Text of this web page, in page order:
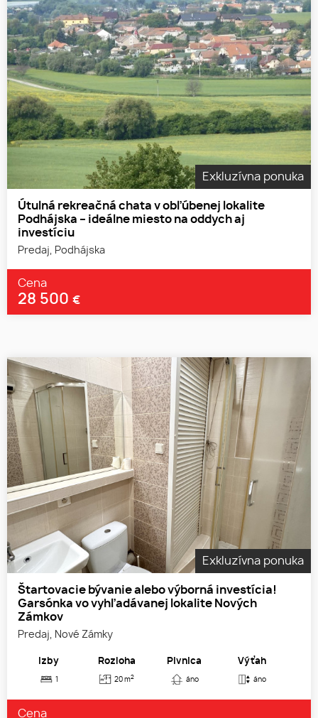
Exkluzívna ponuka
Útulná rekreačná chata v obľúbenej lokalite
Podhájska – ideálne miesto na oddych aj
investíciu
Predaj, Podhájska
Cena
28 500 €
Exkluzívna ponuka
Štartovacie bývanie alebo výborná investícia!
Garsónka vo vyhľadávanej lokalite Nových
Zámkov
Predaj, Nové Zámky
Izby
1
Rozloha
20 m2
Pivnica
áno
Výťah
áno
Cena